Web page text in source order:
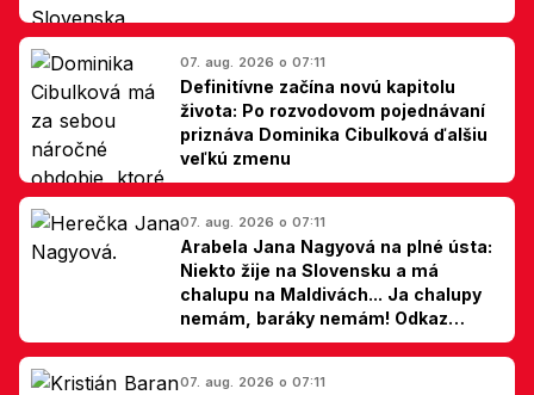
07. aug. 2026 o 07:11
Definitívne začína novú kapitolu
života: Po rozvodovom pojednávaní
priznáva Dominika Cibulková ďalšiu
veľkú zmenu
07. aug. 2026 o 07:11
Arabela Jana Nagyová na plné ústa:
Niekto žije na Slovensku a má
chalupu na Maldivách... Ja chalupy
nemám, baráky nemám! Odkaz
Slovákom
07. aug. 2026 o 07:11